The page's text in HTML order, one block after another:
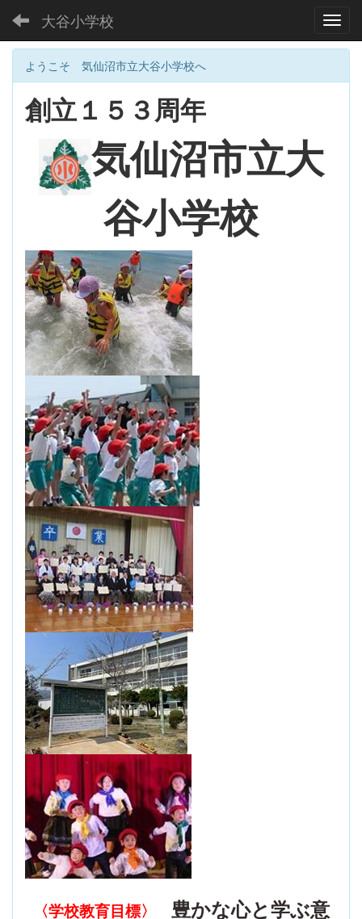
大谷小学校
ようこそ 気仙沼市立大谷小学校へ
創立１５３周年
気仙沼市立大
谷小学校
〈学校教育目標〉
豊かな心と学ぶ意